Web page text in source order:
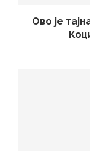
Ово је